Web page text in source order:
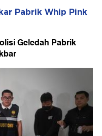
Pabrik Whip Pink
Geledah Pabrik